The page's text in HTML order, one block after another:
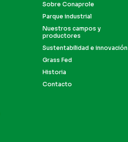
Sobre Conaprole
Parque industrial
Nuestros campos y
productores
Sustentabilidad e innovación
Grass Fed
Historia
Contacto